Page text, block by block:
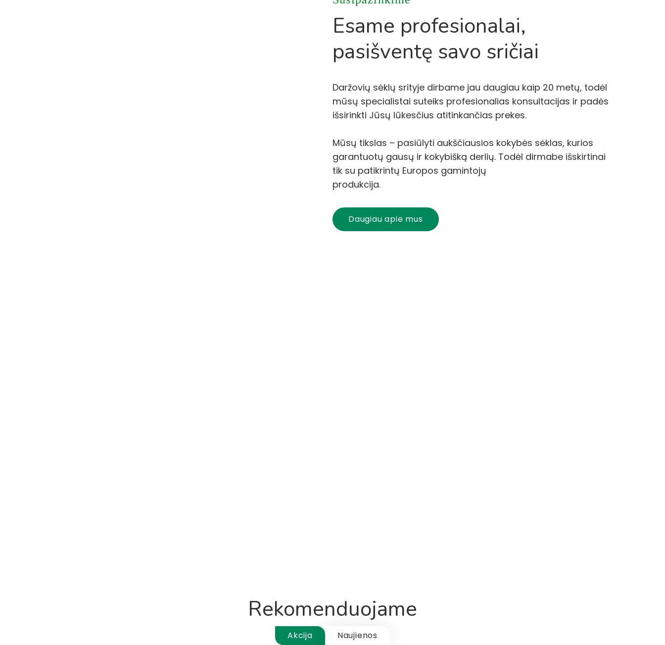
Esame profesionalai,
pasišventę savo sričiai
Daržovių sėklų srityje dirbame jau daugiau kaip 20 metų, todėl
mūsų specialistai suteiks profesionalias konsultacijas ir padės
išsirinkti Jūsų lūkesčius atitinkančias prekes.
Mūsų tikslas – pasiūlyti aukščiausios kokybės sėklas, kurios
garantuotų gausų ir kokybišką derlių. Todėl dirmabe išskirtinai
tik su patikrintų Europos gamintojų
produkcija.
Daugiau apie mus
Rekomenduojame
Akcija Naujienos